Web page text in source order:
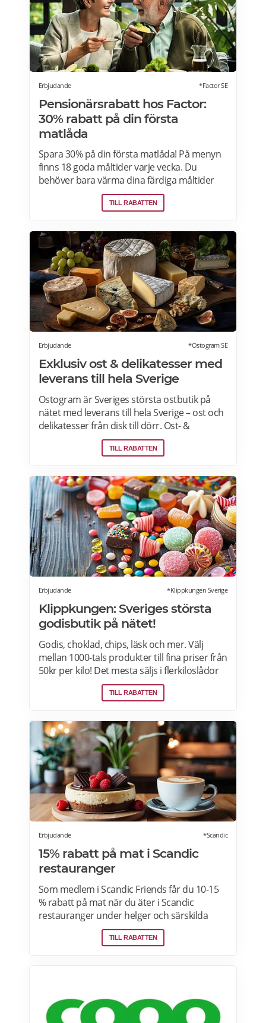
pensionärsrabatter på ICA här.
Erbjudande *Factor SE
Pensionärsrabatt hos Factor:
30% rabatt på din första
matlåda
Spara 30% på din första matlåda! På menyn
finns 18 goda måltider varje vecka. Du
behöver bara värma dina färdiga måltider
från Factor Meals. Med Factor har du alltid
full kontroll. Du väljer vilka måltider du vill ha.
hoppa över en vecka eller avsluta ditt
abonnemang när du vill. Läs mer om
pensionärsrabatter hos Factor här.
TILL RABATTEN
Erbjudande *Ostogram SE
Exklusiv ost & delikatesser med
leverans till hela Sverige
Ostogram är Sveriges största ostbutik på
nätet med leverans till hela Sverige – ost och
delikatesser från disk till dörr. Ost- &
charkprodukter. Färdiga presentlådor.
Ostbrickor. Ostogram skickar alla paket med
innebär att paketet ställs utanför dörren vid
leverans. Läs mer om Ostogram
erbjudanden här>>>
TILL RABATTEN
Erbjudande *Klippkungen Sverige
Klippkungen: Sveriges största
godisbutik på nätet!
Godis, choklad, chips, läsk och mer. Välj
mellan 1000-tals produkter till fina priser från
50kr per kilo! Det mesta säljs i flerkiloslådor
men det finns även förpackningar som
lämpar sig bra som presenter.
TILL RABATTEN
Erbjudande *Scandic
15% rabatt på mat i Scandic
restauranger
Som medlem i Scandic Friends får du 10-15
% rabatt på mat när du äter i Scandic
restauranger under helger och särskilda
helgdagar (vardagar). Rabatten gäller även i
hotellshoppen. Rabatt på mat gäller från
kombineras med andra middagspaket och
erbjudanden, exempelvis vid julbord,
TILL RABATTEN